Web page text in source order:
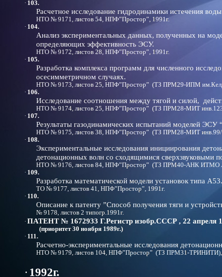
· 103.
Расчетное исследование гидродинамики истечения
НТО № 9171, листов 54, НПФ”Простор”, 1991г.
· 104.
Анализ экспериментальных данных, полученных на
определяющих эффективность ЭСУ.
НТО № 9172, листов 28, НПФ”Простор”, 1991г.
· 105.
Разработка комплекса программ для численного
осесимметричном случаях.
НТО № 9173, листов 25, НПФ”Простор” (ТЗ ПРМ29-ИПМ
· 106.
Исследование соотношения между тягой и силой,
НТО № 9174, листов 25, НПФ”Простор” (ТЗ ПРМ28-МИТ
· 107.
Результаты газодинамических испытаний моделей
НТО № 9175, листов 38, НПФ”Простор” (ТЗ ПРМ28-МИТ инв.99/
· 108.
Экспериментальные исследования инициирования
детонационных волн со сходящимися сверхзвуковыми
НТО № 9176, листов 84, НПФ”Простор” (ТЗ ПРМ40-АНК ИТМО
· 109.
Разработка математической модели установок типа
ТО № 9177, листов 41, НПФ”Простор”, 1991г.
· 110.
Описание к патенту ”Способ получения тяги и
№ 9178, листов 2 типогр.1991г.
· ПАТЕНТ № 1672933 Г.Регистр изобр.СССР , 22 апреля
(приоритет 30 ноября 1989г.)
· 111.
Расчетно-экспериментальные исследования
НТО № 9179, листов 104, НПФ”Простор” (ТЗ ПРМ31-ТРИНИТИ),
·1992г.